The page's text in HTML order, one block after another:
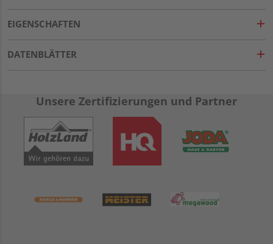
EIGENSCHAFTEN
DATENBLÄTTER
Unsere Zertifizierungen und Partner